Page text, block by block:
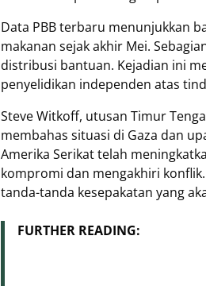
Data PBB terbaru menunjukkan
makanan sejak akhir Mei.
distribusi bantuan. Kejadian ini
penyelidikan independen atas
Steve Witkoff, utusan Timur
membahas situasi di Gaza dan
Amerika Serikat telah
kompromi dan mengakhiri
tanda-tanda kesepakatan yang
FURTHER READING: